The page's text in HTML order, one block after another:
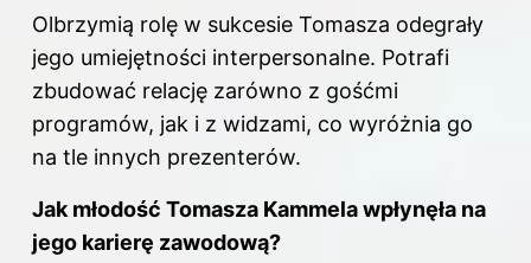
Olbrzymią rolę w sukcesie Tomasza odegrały
jego umiejętności interpersonalne. Potrafi
zbudować relację zarówno z gośćmi
programów, jak i z widzami, co wyróżnia go
na tle innych prezenterów.
Jak młodość Tomasza Kammela wpłynęła na
jego karierę zawodową?